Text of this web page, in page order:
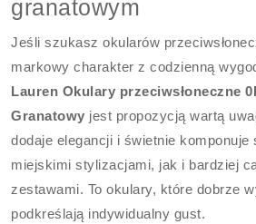
granatowym
Jeśli szukasz okularów
markowy charakter z codzienną
Lauren Okulary przeciwsłoneczne
Granatowy jest propozycją wartą
dodaje elegancji i świetnie komponuje
miejskimi stylizacjami, jak i bardziej
zestawami. To okulary, które dobrze
podkreślają indywidualny gust.